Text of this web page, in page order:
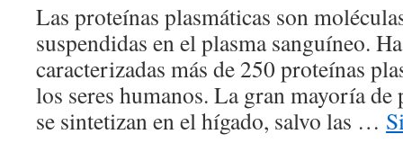
Las proteínas plasmáticas son
suspendidas en el plasma sanguíneo.
caracterizadas más de 250 proteínas
los seres humanos. La gran mayoría de
se sintetizan en el hígado, salvo las …